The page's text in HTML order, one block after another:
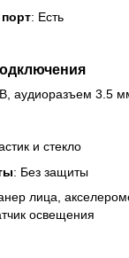
: Есть
аудиоразъем 3.5
и стекло
: Без защиты
лица,
освещения